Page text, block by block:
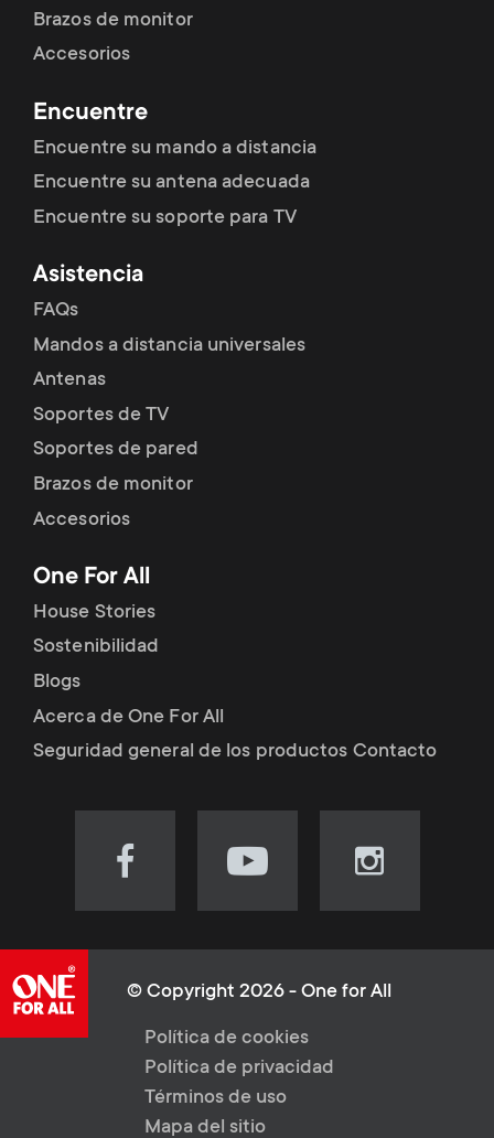
Brazos de monitor
Accesorios
Encuentre
Encuentre su mando a distancia
Encuentre su antena adecuada
Encuentre su soporte para TV
Asistencia
FAQs
Mandos a distancia universales
Antenas
Soportes de TV
Soportes de pared
Brazos de monitor
Accesorios
One For All
House Stories
Sostenibilidad
Blogs
Acerca de One For All
Seguridad general de los productos Contacto
Visit
our
(opens
new
tab)
Visit
our
(opens
new
tab)
Visit
our
(opens
© Copyright 2026 - One for All
L
e
Política de cookies
Política de privacidad
Términos de uso
Mapa del sitio